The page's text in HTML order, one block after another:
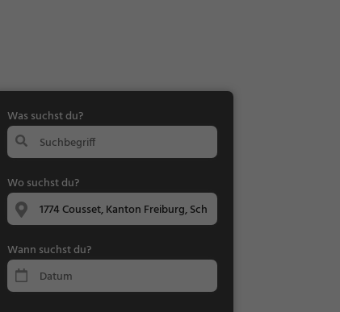
Was suchst du?
Wo suchst du?
Wann suchst du?